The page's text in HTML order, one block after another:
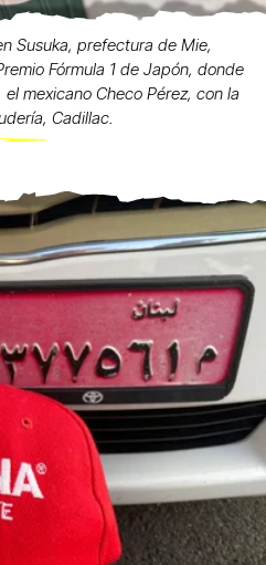
Susuka, prefectura de Mie,
Fórmula 1 de Japón, donde
mexicano Checo Pérez, con la
Cadillac.